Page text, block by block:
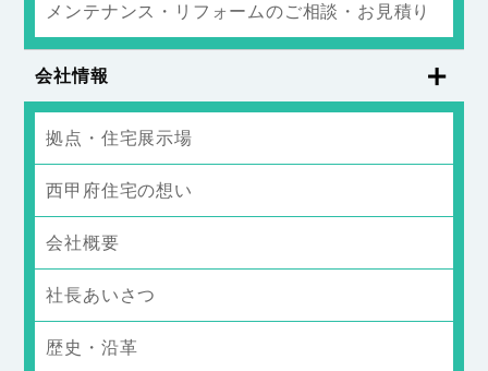
メンテナンス・リフォームのご相談・お見積り
会社情報
拠点・住宅展示場
西甲府住宅の想い
会社概要
社長あいさつ
歴史・沿革